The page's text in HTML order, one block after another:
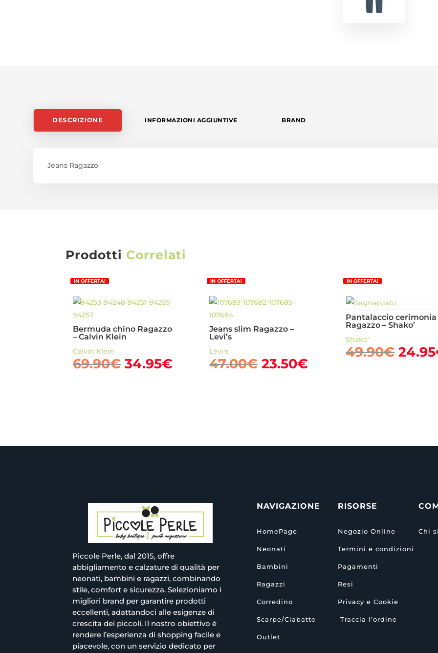
DESCRIZIONE INFORMAZIONI AGGIUNTIVE BRAND
Jeans Ragazzo
Prodotti Correlati
IN OFFERTA!
Bermuda chino Ragazzo
– Calvin Klein
Calvin Klein
69.90€ Il
34.95€Il
IN OFFERTA!
Jeans slim Ragazzo –
Levi’s
Levi's
47.00€ Il
23.50€Il
IN OFFERTA!
Pantalaccio cerimonia
Ragazzo – Shako’
Shako'
49.90€ Il
24.95
Piccole Perle, dal 2015, offre
abbigliamento e calzature di qualità per
neonati, bambini e ragazzi, combinando
stile, comfort e sicurezza. Selezioniamo i
migliori brand per garantire prodotti
eccellenti, adattandoci alle esigenze di
crescita dei piccoli. Il nostro obiettivo è
rendere l’esperienza di shopping facile e
piacevole, con un servizio dedicato per
NAVIGAZIONE
HomePage
Neonati
Bambini
Ragazzi
Corredino
Scarpe/Ciabatte
Outlet
RISORSE
Negozio Online
Termini e condizioni
Pagamenti
Resi
Privacy e Cookie
Traccia l’ordine
Chi